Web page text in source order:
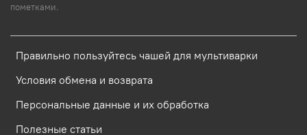
Правильно пользуйтесь чашей для мультиварки
Условия обмена и возврата
Персональные данные и их обработка
Полезные статьи
пометками.